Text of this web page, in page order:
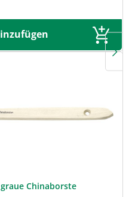
Chinaborste